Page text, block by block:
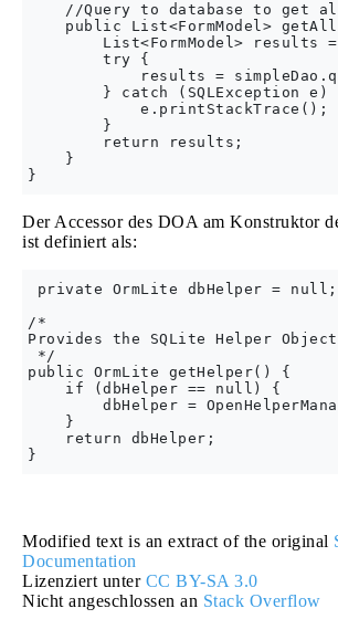
//Query to database to get
public List<FormModel>
List<FormModel> results =
        try {
results =
} catch (SQLException e)
            e.printStackTrace();
        }
        return results;
    }
Der Accessor des DOA am Konstruktor
ist definiert als:
private OrmLite dbHelper = null;
/*
Provides the SQLite Helper
*/
public OrmLite getHelper() {
    if (dbHelper == null) {
dbHelper =
    }
    return dbHelper;
Modified text is an extract of the original
Documentation
Lizenziert unter CC BY-SA 3.0
Nicht angeschlossen an Stack Overflow